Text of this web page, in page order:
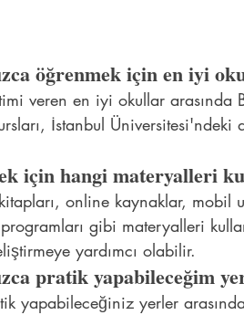
öğrenmek için en iyi
veren en iyi okullar arasında
İstanbul Üniversitesi'ndeki
için hangi materyalleri
online kaynaklar, mobil
gibi materyalleri
yardımcı olabilir.
pratik yapabileceğim
yapabileceğiniz yerler